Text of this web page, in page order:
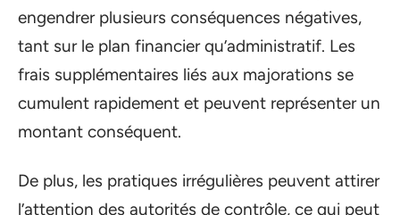
engendrer plusieurs conséquences négatives,
tant sur le plan financier qu’administratif. Les
frais supplémentaires liés aux majorations se
cumulent rapidement et peuvent représenter un
montant conséquent.
De plus, les pratiques irrégulières peuvent attirer
l’attention des autorités de contrôle, ce qui peut